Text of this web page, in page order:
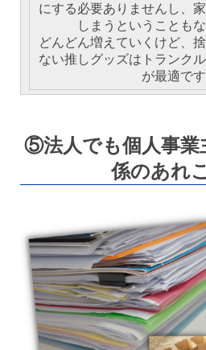
にする必要ありませんし、
しまうということも
どんどん増えていくけど、
ない推しグッズはトランク
が最適です
⑤法人でも個人事業
係のあれ